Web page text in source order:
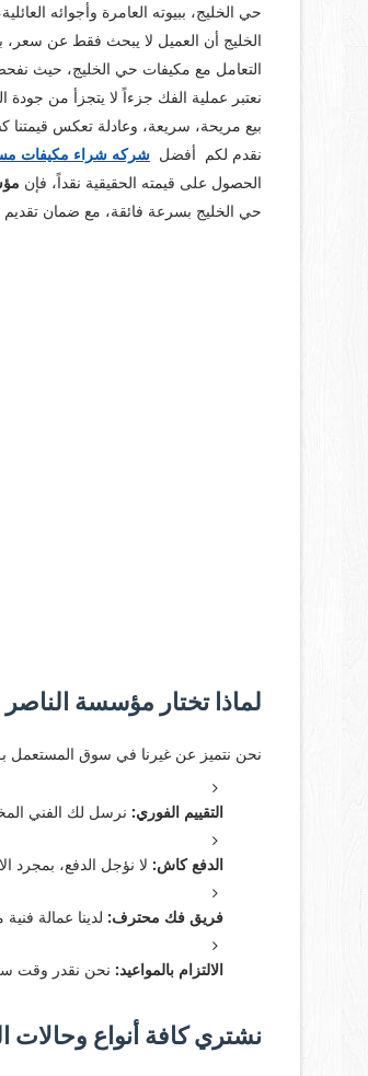
حي الخليج، ببيوته العامرة وأجوائه
الخليج أن العميل لا يبحث فقط عن
التعامل مع مكيفات حي الخليج، حيث
نعتبر عملية الفك جزءاً لا يتجزأ من
بيع مريحة، سريعة، وعادلة تعكس
نقدم لكم أفضل شركه شراء مكيفات
الحصول على قيمته الحقيقية نقداً، فإن
حي الخليج بسرعة فائقة، مع ضمان
لماذا تختار مؤسسة
نحن نتميز عن غيرنا في سوق المستعمل
التقييم الفوري: نرسل لك الفني
الدفع كاش: لا نؤجل الدفع، بمجرد
فريق فك محترف: لدينا عمالة
الالتزام بالمواعيد: نحن نقدر وقت
نشتري كافة أنواع وحالات